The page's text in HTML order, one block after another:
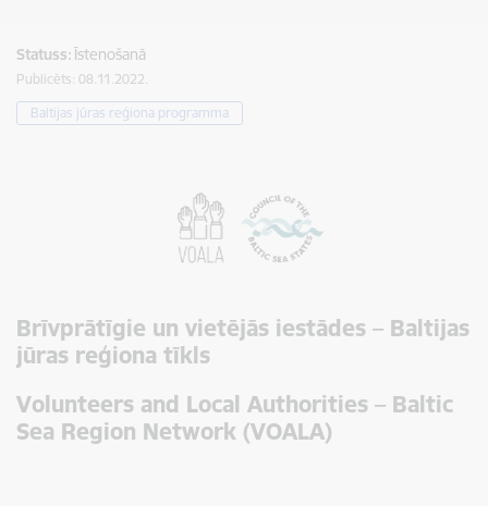
Statuss:Īstenošanā
Publicēts: 08.11.2022.
Baltijas jūras reģiona programma
Brīvprātīgie un vietējās iestādes – Baltijas
jūras reģiona tīkls
Volunteers and Local Authorities – Baltic
Sea Region Network (VOALA)